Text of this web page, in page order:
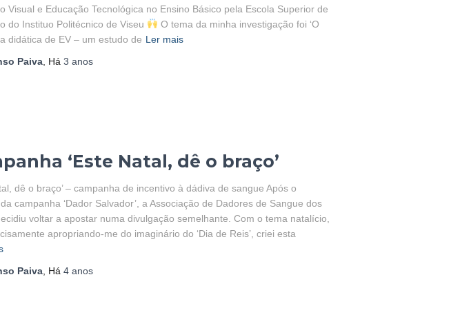
Visual e Educação Tecnológica no Ensino Básico pela Escola Superior de
do Instituo Politécnico de Viseu
O tema da minha investigação foi ‘O
didática de EV – um estudo de Ler mais
Paiva, Há 3 anos
‘Este Natal, dê o braço’
dê o braço’ – campanha de incentivo à dádiva de sangue Após o
campanha ‘Dador Salvador’, a Associação de Dadores de Sangue dos
voltar a apostar numa divulgação semelhante. Com o tema natalício,
apropriando-me do imaginário do ‘Dia de Reis’, criei esta
Paiva, Há 4 anos